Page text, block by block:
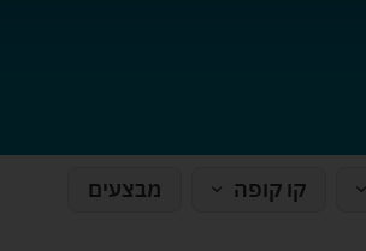
קו קופה
מבצעים